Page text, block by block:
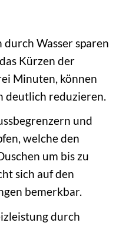
Wasser sparen
Kürzen der
Minuten, können
deutlich reduzieren.
und
welche den
um bis zu
sich auf den
bemerkbar.
durch